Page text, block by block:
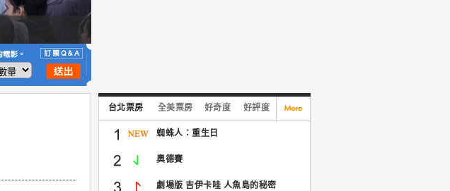
台北票房 全美票房 好奇度 好評度
蜘蛛人：重生日
奧德賽
劇場版 吉伊卡哇 人魚島的秘密